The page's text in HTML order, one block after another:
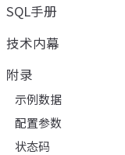
SQL手册
技术内幕
附录
示例数据
配置参数
状态码